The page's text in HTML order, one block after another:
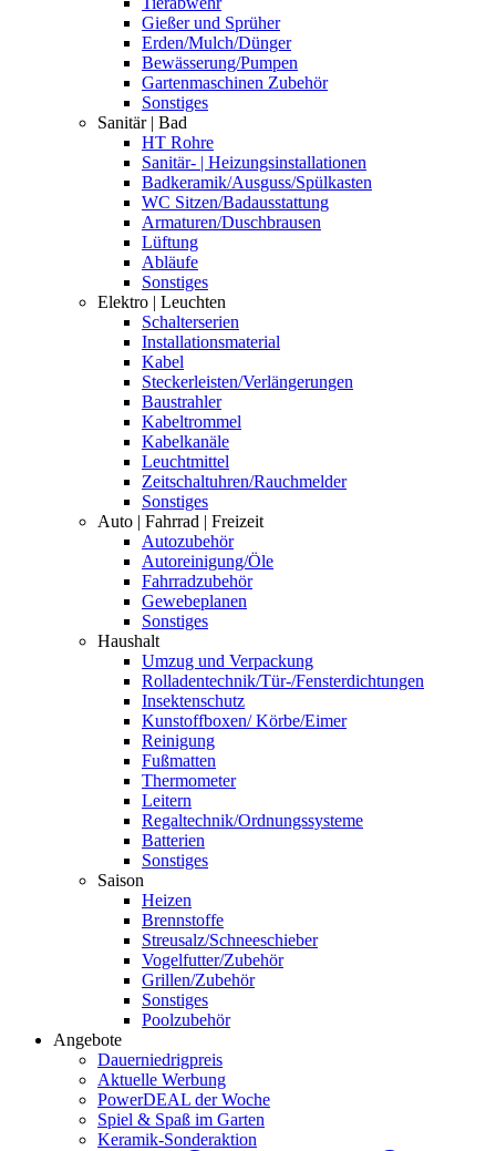
Gießer und Sprüher
Erden/Mulch/Dünger
Bewässerung/Pumpen
Gartenmaschinen Zubehör
Sonstiges
Sanitär | Bad
HT Rohre
Sanitär- | Heizungsinstallationen
Badkeramik/Ausguss/Spülkasten
WC Sitzen/Badausstattung
Armaturen/Duschbrausen
Lüftung
Abläufe
Sonstiges
Elektro | Leuchten
Schalterserien
Installationsmaterial
Kabel
Steckerleisten/Verlängerungen
Baustrahler
Kabeltrommel
Kabelkanäle
Leuchtmittel
Zeitschaltuhren/Rauchmelder
Sonstiges
Auto | Fahrrad | Freizeit
Autozubehör
Autoreinigung/Öle
Fahrradzubehör
Gewebeplanen
Sonstiges
Haushalt
Umzug und Verpackung
Rolladentechnik/Tür-/Fensterdichtungen
Insektenschutz
Kunstoffboxen/ Körbe/Eimer
Reinigung
Fußmatten
Thermometer
Leitern
Regaltechnik/Ordnungssysteme
Batterien
Sonstiges
Saison
Heizen
Brennstoffe
Streusalz/Schneeschieber
Vogelfutter/Zubehör
Grillen/Zubehör
Sonstiges
Poolzubehör
Angebote
Dauerniedrigpreis
Aktuelle Werbung
PowerDEAL der Woche
Spiel & Spaß im Garten
Keramik-Sonderaktion